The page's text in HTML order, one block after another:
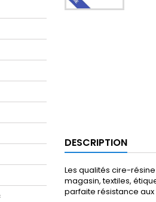
DESCRIPTION
Les qualités cire-
magasin, textiles,
parfaite résistance